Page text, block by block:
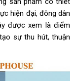
hiện đại, đông dân
được xem là điểm
sự thu hút, thuận